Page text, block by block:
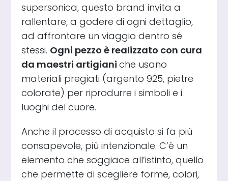
supersonica, questo brand invita a
rallentare, a godere di ogni dettaglio,
ad affrontare un viaggio dentro sé
stessi. Ogni pezzo è realizzato con cura
da maestri artigianiche usano
materiali pregiati (argento 925, pietre
colorate) per riprodurre i simboli e i
luoghi del cuore.
Anche il processo di acquisto si fa più
consapevole, più intenzionale. C’è un
elemento che soggiace all’istinto, quello
che permette di scegliere forme, colori,